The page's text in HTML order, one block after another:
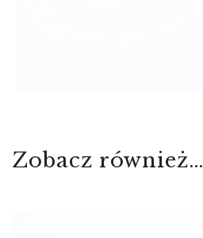
Zobacz również…